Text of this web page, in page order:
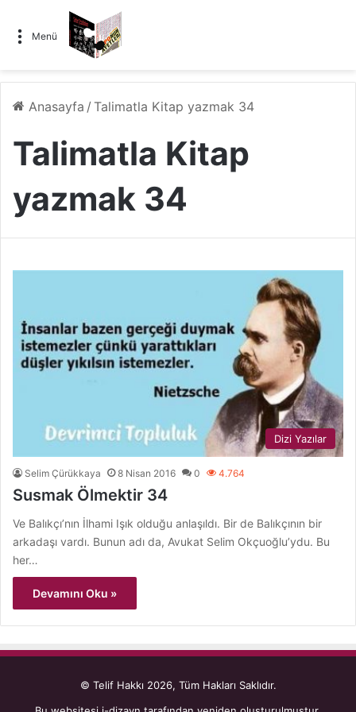
Menü
Anasayfa / Talimatla Kitap yazmak 34
Talimatla Kitap
yazmak 34
Dizi Yazılar
Selim Çürükkaya 8 Nisan 2016 0 4.764
Susmak Ölmektir 34
Ve Balıkçı’nın İlhami Işık olduğu anlaşıldı. Bir de Balıkçının bir
arkadaşı vardı. Bunun adı da, Avukat Selim Okçuoğlu’ydu. Bu
her…
Devamını Oku »
© Telif Hakkı 2026, Tüm Hakları Saklıdır.